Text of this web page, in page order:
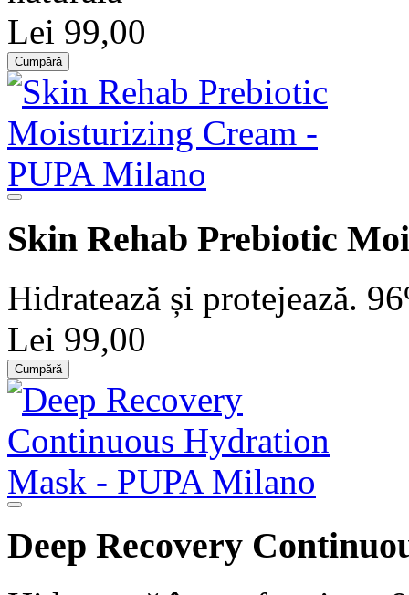
Lei 99,00
Cumpără
Skin Rehab Prebiotic
Hidratează și protejează.
Lei 99,00
Cumpără
Deep Recovery